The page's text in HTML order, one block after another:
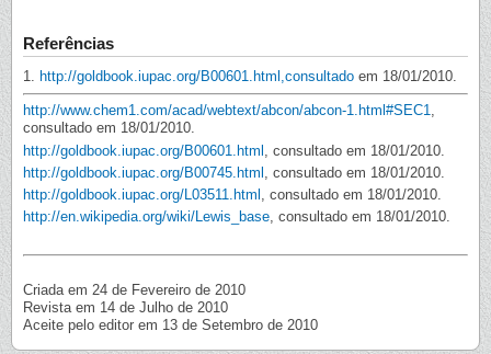
Referências
1. http://goldbook.iupac.org/B00601.html,consultado em 18/01/2010.
http://www.chem1.com/acad/webtext/abcon/abcon-1.html#SEC1,
consultado em 18/01/2010.
http://goldbook.iupac.org/B00601.html , consultado em 18/01/2010.
http://goldbook.iupac.org/B00745.html , consultado em 18/01/2010.
http://goldbook.iupac.org/L03511.html , consultado em 18/01/2010.
http://en.wikipedia.org/wiki/Lewis_base , consultado em 18/01/2010.
Criada em 24 de Fevereiro de 2010
Revista em 14 de Julho de 2010
Aceite pelo editor em 13 de Setembro de 2010